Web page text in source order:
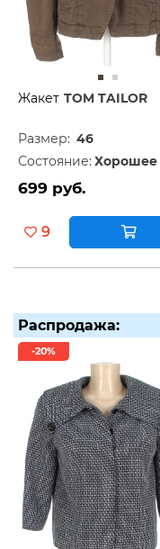
Жакет TOM TAILOR
Размер: 46
Состояние: Хорошее
699 руб.
9
Распродажа:
-20%